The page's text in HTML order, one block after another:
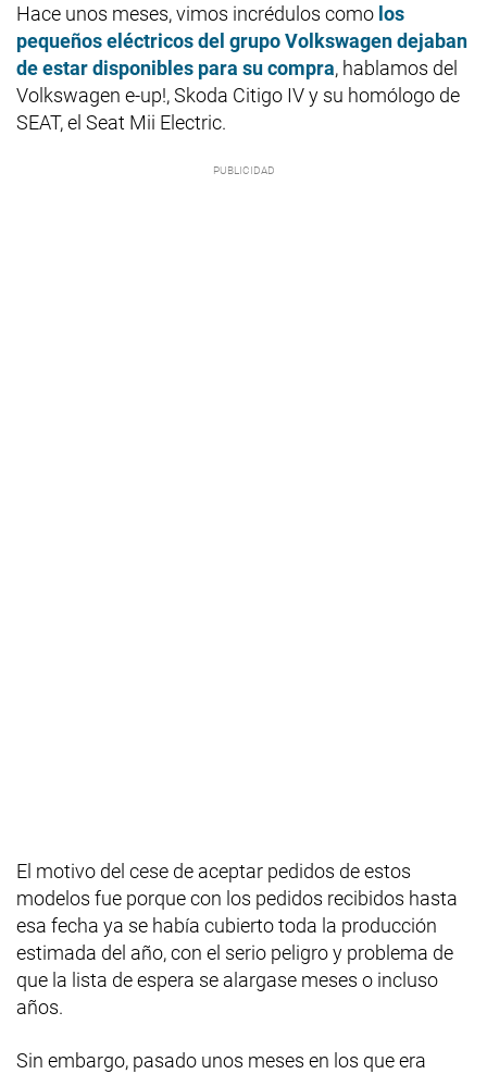
Hace unos meses, vimos incrédulos como los
pequeños eléctricos del grupo Volkswagen dejaban
de estar disponibles para su compra, hablamos del
Volkswagen e-up!, Skoda Citigo IV y su homólogo de
SEAT, el Seat Mii Electric.
El motivo del cese de aceptar pedidos de estos
modelos fue porque con los pedidos recibidos hasta
esa fecha ya se había cubierto toda la producción
estimada del año, con el serio peligro y problema de
que la lista de espera se alargase meses o incluso
años.
Sin embargo, pasado unos meses en los que era